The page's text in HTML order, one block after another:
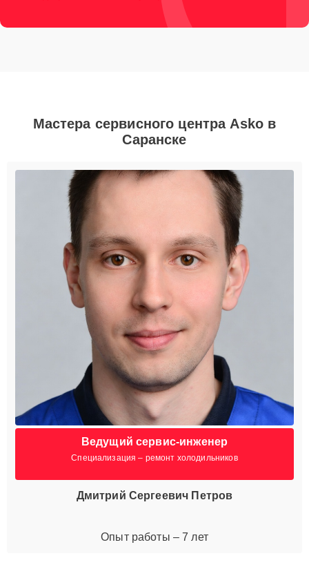
Мастера сервисного центра Asko в
Саранске
Ведущий сервис-инженер
Специализация – ремонт холодильников
Дмитрий Сергеевич Петров
Опыт работы – 7 лет